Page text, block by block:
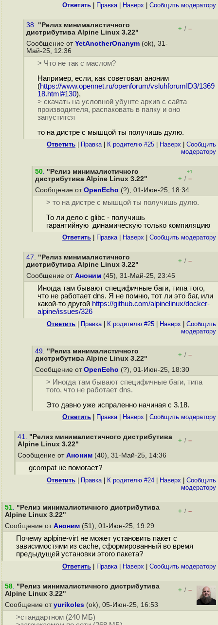
Ответить Правка| Наверх Cообщить модератору
38. "Релиз минималистичного
дистрибутива Alpine Linux 3.22"
+ / –
Сообщение от YetAnotherOnanym (ok), 31-
Май-25, 12:36
> Что не так с маслом?
Например, если, как советовал аноним
(https://www.opennet.ru/openforum/vsluhforumID3/1369
18.html#130),
> скачать на условной убунте архив с сайта
производителя, распаковать в папку и оно
запустится
то на дистре с мышцой ты получишь дулю.
Ответить Правка| К родителю #25 Наверх
Cообщить
модератору
50. "Релиз минималистичного
дистрибутива Alpine Linux 3.22"
+1
+ / –
Сообщение от OpenEcho (?), 01-Июн-25, 18:34
> то на дистре с мышцой ты получишь дулю.
То ли дело с glibc - получишь
гарантийную динамическую только компиляцию
Ответить Правка| Наверх Cообщить модератору
47. "Релиз минималистичного
дистрибутива Alpine Linux 3.22"
+ / –
Сообщение от Аноним (45), 31-Май-25, 23:45
Иногда там бывают специфичные баги, типа того,
что не работает dns. Я не помню, тот ли это баг, или
какой-то другой https://github.com/alpinelinux/docker-
alpine/issues/326
Ответить Правка| К родителю #25 Наверх
Cообщить
модератору
49. "Релиз минималистичного
дистрибутива Alpine Linux 3.22"
+ / –
Сообщение от OpenEcho (?), 01-Июн-25, 18:30
> Иногда там бывают специфичные баги, типа
того, что не работает dns.
Это давно уже испраленно начиная с 3.18.
Ответить Правка| Наверх Cообщить модератору
41. "Релиз минималистичного дистрибутива
Alpine Linux 3.22"
+ / –
Сообщение от Аноним (40), 31-Май-25, 14:36
gcompat не помогает?
Ответить Правка| К родителю #24 Наверх
Cообщить
модератору
51. "Релиз минималистичного дистрибутива
Alpine Linux 3.22"
+ / –
Сообщение от Аноним (51), 01-Июн-25, 19:29
Почему aplpine-virt не может установить пакет с
зависимостями из cache, сформированный во время
предыдущей установки этого пакета?
Ответить Правка| Наверх Cообщить модератору
58. "Релиз минималистичного дистрибутива
Alpine Linux 3.22"
+ / –
Сообщение от yurikoles (ok), 05-Июн-25, 16:53
>стандартном (240 МБ)